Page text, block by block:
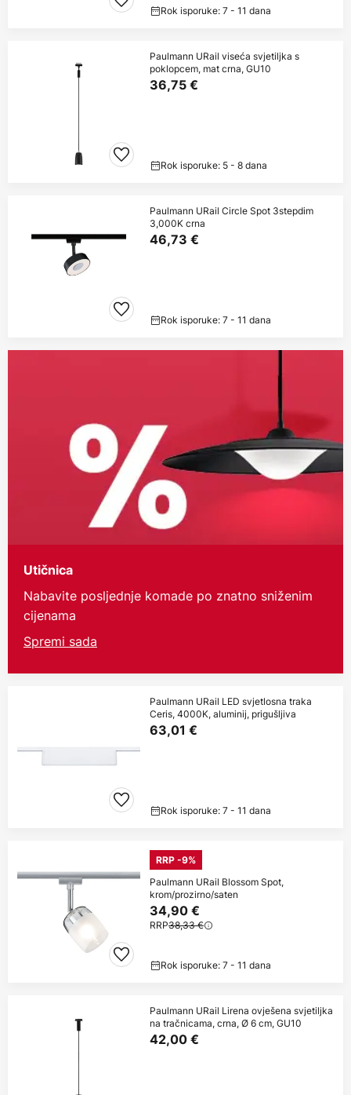
Rok isporuke: 7 - 11 dana
Paulmann URail viseća svjetiljka s
poklopcem, mat crna, GU10
36,75 €
Rok isporuke: 5 - 8 dana
Paulmann URail Circle Spot 3stepdim
3,000K crna
46,73 €
Rok isporuke: 7 - 11 dana
Utičnica
Nabavite posljednje komade po znatno sniženim
cijenama
Spremi sada
Paulmann URail LED svjetlosna traka
Ceris, 4000K, aluminij, prigušljiva
63,01 €
Rok isporuke: 7 - 11 dana
RRP -9%
Paulmann URail Blossom Spot,
krom/prozirno/saten
34,90 €
RRP38,33 €
Rok isporuke: 7 - 11 dana
Paulmann URail Lirena ovješena svjetiljka
na tračnicama, crna, Ø 6 cm, GU10
42,00 €